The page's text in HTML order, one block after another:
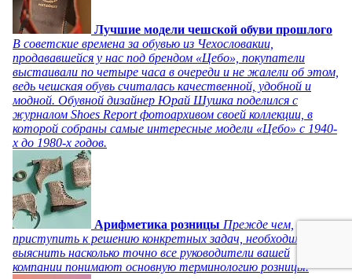
Лучшие модели чешской обуви прошлого
В советские времена за обувью из Чехословакии,
продававшейся у нас под брендом «Цебо», покупатели
выстаивали по четыре часа в очереди и не жалели об этом,
ведь чешская обувь считалась качественной, удобной и
модной. Обувной дизайнер Юрай Шушка поделился с
журналом Shoes Report фотоархивом своей коллекции, в
которой собраны самые интересные модели «Цебо» с 1940-
х до 1980-х годов.
Арифметика розницы Прежде чем,
приступить к решению конкретных задач, необходимо
выяснить насколько точно все руководители вашей
компании понимают основную терминологию розницы.